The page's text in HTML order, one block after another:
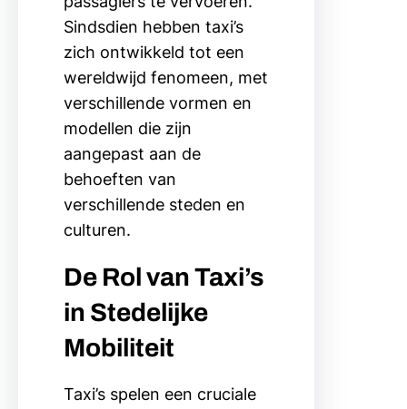
Sindsdien hebben taxi’s
zich ontwikkeld tot een
wereldwijd fenomeen, met
verschillende vormen en
modellen die zijn
aangepast aan de
behoeften van
verschillende steden en
culturen.
De Rol van Taxi’s
in Stedelijke
Mobiliteit
Taxi’s spelen een cruciale